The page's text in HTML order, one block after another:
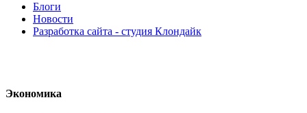
Блоги
Новости
Разработка сайта - студия Клондайк
Экономика